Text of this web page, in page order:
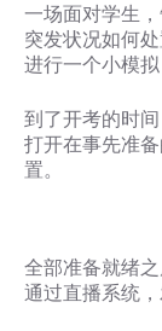
一场面对学生
突发状况如何
进行一个小模
到了开考的时
打开在事先准
置。
全部准备就绪
通过直播系统